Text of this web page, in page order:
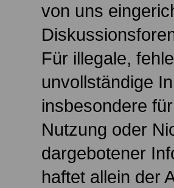
von uns
Für illegale,
unvollständige
insbesondere
Nutzung oder
dargebotener
haftet allein der